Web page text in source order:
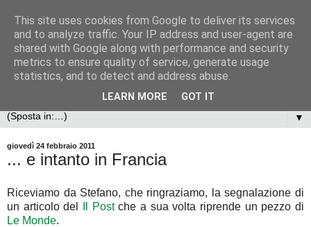
▼
giovedì 24 febbraio 2011
... e intanto in Francia
Riceviamo da Stefano, che ringraziamo, la segnalazione di
un articolo del
Il Postche a sua volta riprende un pezzo di
Le Monde.
This site uses cookies from Google to deliver its services
and to analyze traffic. Your IP address and user-agent are
shared with Google along with performance and security
metrics to ensure quality of service, generate usage
statistics, and to detect and address abuse.
LEARN MORE GOT IT